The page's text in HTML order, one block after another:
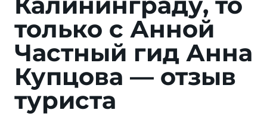
только с Анной
Частный гид Анна
Купцова — отзыв
туриста